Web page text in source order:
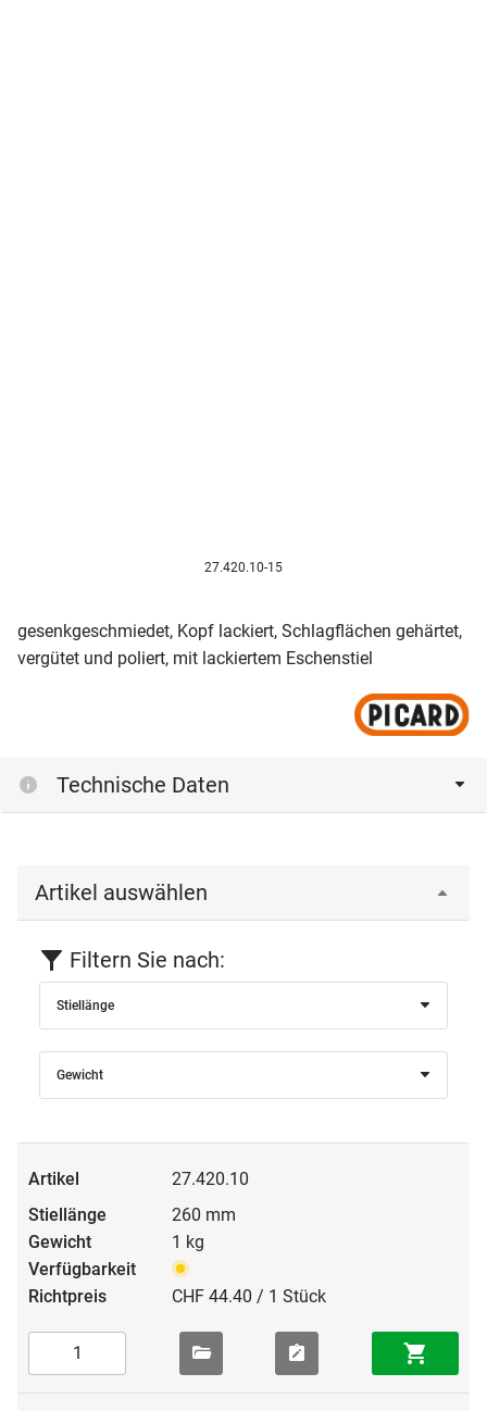
27.420.10-15
gesenkgeschmiedet, Kopf lackiert, Schlagflächen gehärtet,
vergütet und poliert, mit lackiertem Eschenstiel
Technische Daten
Artikel auswählen
Filtern Sie nach:
Stiellänge
Gewicht
27.420.10
260 mm
1 kg
CHF 44.40 / 1 Stück